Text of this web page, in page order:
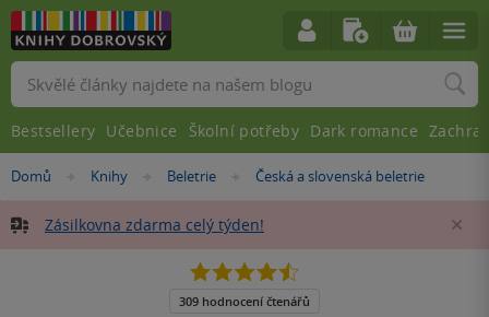
Nacházíte
zde:
Domů »
Knihy »
Beletrie »
Česká a slovenská beletrie
Zásilkovna zdarma celý týden!
4.5
5
309 hodnocení čtenářů
Vyhledávání
Bestsellery Učebnice Školní potřeby Dark romance